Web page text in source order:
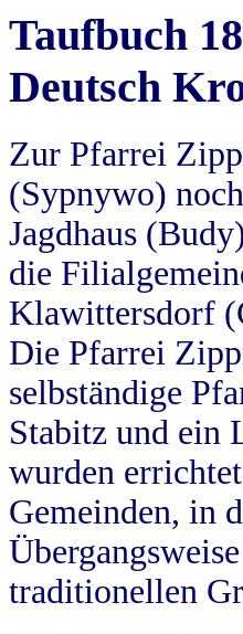
Taufbuch
Deutsch
Zur Pfarrei
(Sypnywo)
Jagdhaus
die
Klawittersdorf
Die Pfarrei
selbständige
Stabitz und ein
wurden
Gemeinden, in
traditionellen